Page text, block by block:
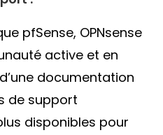
pfSense, OPNsense
active et en
documentation
de support
disponibles pour